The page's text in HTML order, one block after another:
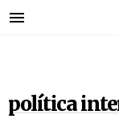
para
política